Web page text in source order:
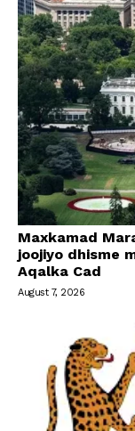
Maxkamad
joojiyo dhisme
Aqalka Cad
August 7, 2026